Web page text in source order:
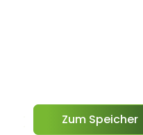
Zum Speicher